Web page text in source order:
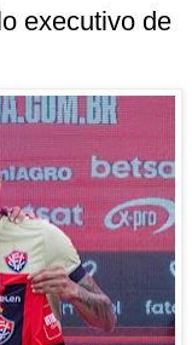
executivo de